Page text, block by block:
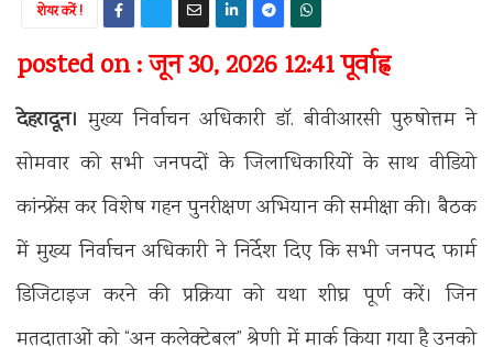
शेयर करें !
posted on : जून 30, 2026 12:41 पूर्वाह्न
देहरादून। मुख्य निर्वाचन अधिकारी डॉ. बीवीआरसी पुरुषोत्तम ने
सोमवार को सभी जनपदों के जिलाधिकारियों के साथ वीडियो
कांन्फ्रेंस कर विशेष गहन पुनरीक्षण अभियान की समीक्षा की। बैठक
में मुख्य निर्वाचन अधिकारी ने निर्देश दिए कि सभी जनपद फार्म
डिजिटाइज करने की प्रक्रिया को यथा शीघ्र पूर्ण करें। जिन
मतदाताओं को “अन कलेक्टेबल” श्रेणी में मार्क किया गया है उनको